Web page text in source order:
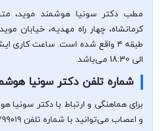
مطب دکتر سونیا هوشمند موید،
کرمانشاه، چهار راه مهدیه، خیابان
الی 18:30 می‌باشد.
شماره تلفن دکتر سونیا
برای هماهنگی و ارتباط با دکتر
و اعصاب می‌توانید با شماره تلفن ۰۸۳۳۷۲۹۹۰۱۹ تماس بگیرید.